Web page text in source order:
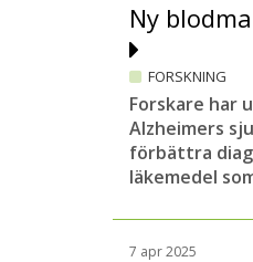
Ny
FORSKNING
Forskare har
Alzheimers
förbättra
läkemedel
7 apr 2025